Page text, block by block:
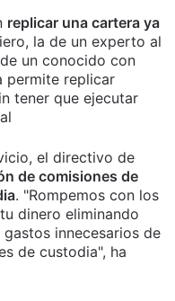
replicar una cartera ya
la de un experto al
un conocido con
permite replicar
tener que ejecutar
el directivo de
de comisiones de
. "Rompemos con los
dinero eliminando
innecesarios de
de custodia", ha